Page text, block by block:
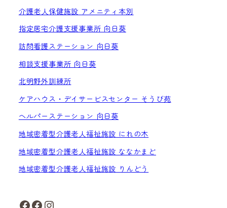
介護老人保健施設 アメニティ本別
指定居宅介護支援事業所 向日葵
訪問看護ステーション 向日葵
相談支援事業所 向日葵
北明野外訓練所
ケアハウス・デイサービスセンター そうび苑
ヘルパーステーション 向日葵
地域密着型介護老人福祉施設 にれの木
地域密着型介護老人福祉施設 ななかまど
地域密着型介護老人福祉施設 りんどう
Facebook Facebook Instagram